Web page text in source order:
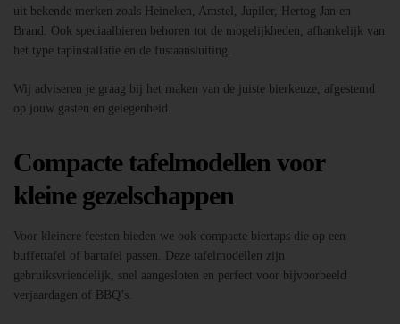
uit bekende merken zoals Heineken, Amstel, Jupiler, Hertog Jan en
Brand. Ook speciaalbieren behoren tot de mogelijkheden, afhankelijk van
het type tapinstallatie en de fustaansluiting.
Wij adviseren je graag bij het maken van de juiste bierkeuze, afgestemd
op jouw gasten en gelegenheid.
Compacte tafelmodellen voor
kleine gezelschappen
Voor kleinere feesten bieden we ook compacte biertaps die op een
buffettafel of bartafel passen. Deze tafelmodellen zijn
gebruiksvriendelijk, snel aangesloten en perfect voor bijvoorbeeld
verjaardagen of BBQ’s.